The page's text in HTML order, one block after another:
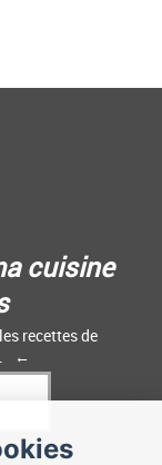
cuisine
recettes de